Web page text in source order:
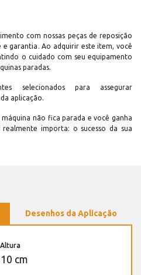
com nossas peças de reposição
garantia. Ao adquirir este item, você
o cuidado com seu equipamento
paradas.
selecionados para assegurar
aplicação.
máquina não fica parada e você ganha
importa: o sucesso da sua
Desenhos da Aplicação
Altura
cm